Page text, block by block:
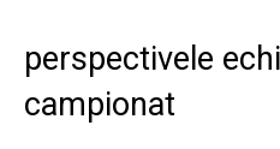
perspectivele
campionat